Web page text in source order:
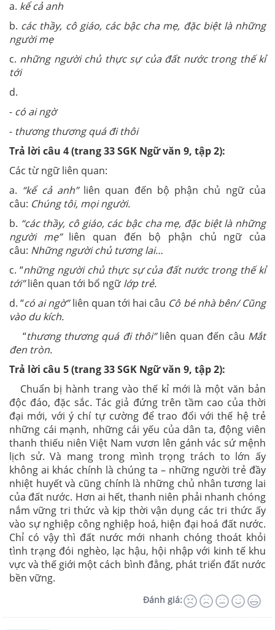
a. kể cả anh
b. các thầy, cô giáo, các bậc cha mẹ, đặc biệt là những
người mẹ
c. những người chủ thực sự của đất nước trong thế kỉ
tới
d.
- có ai ngờ
- thương thương quá đi thôi
Trả lời câu 4 (trang 33 SGK Ngữ văn 9, tập 2):
Các từ ngữ liên quan:
a. “kể cả anh”liên quan đến bộ phận chủ ngữ của
câu: Chúng tôi, mọi người.
b. “các thầy, cô giáo, các bậc cha mẹ, đặc biệt là những
người mẹ” liên quan đến bộ phận chủ ngữ của
câu: Những người chủ tương lai…
c. “những người chủ thực sự của đất nước trong thế kỉ
tới”liên quan tới bổ ngữ lớp trẻ.
d. “có ai ngờ”liên quan tới hai câu Cô bé nhà bên/ Cũng
vào du kích.
“thương thương quá đi thôi”liên quan đến câu Mắt
đen tròn.
Trả lời câu 5 (trang 33 SGK Ngữ văn 9, tập 2):
Chuẩn bị hành trang vào thế kỉ mới là một văn bản
độc đáo, đặc sắc. Tác giả đứng trên tầm cao của thời
đại mới, với ý chí tự cường để trao đổi với thế hệ trẻ
những cái mạnh, những cái yếu của dân ta, động viên
thanh thiếu niên Việt Nam vươn lên gánh vác sứ mệnh
lịch sử. Và mang trong mình trọng trách to lớn ấy
không ai khác chính là chúng ta – những người trẻ đầy
nhiệt huyết và cũng chính là những chủ nhân tương lai
của đất nước. Hơn ai hết, thanh niên phải nhanh chóng
nắm vững tri thức và kịp thời vận dụng các tri thức ấy
vào sự nghiệp công nghiệp hoá, hiện đại hoá đất nước.
Chỉ có vậy thì đất nước mới nhanh chóng thoát khỏi
tình trạng đói nghèo, lạc hậu, hội nhập với kinh tế khu
vực và thế giới một cách bình đẳng, phát triển đất nước
bền vững.
Đánh giá: